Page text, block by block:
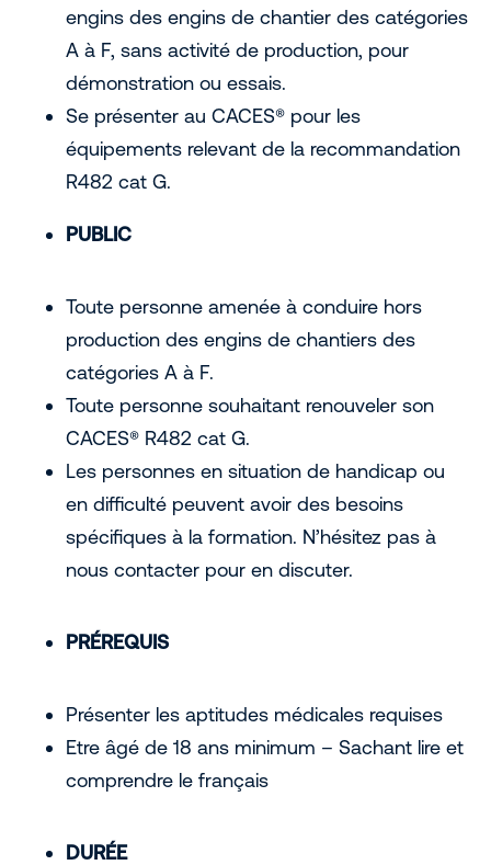
engins des engins de chantier des catégories
A à F, sans activité de production, pour
démonstration ou essais.
Se présenter au CACES® pour les
équipements relevant de la recommandation
R482 cat G.
PUBLIC
Toute personne amenée à conduire hors
production des engins de chantiers des
catégories A à F.
Toute personne souhaitant renouveler son
CACES® R482 cat G.
Les personnes en situation de handicap ou
en difficulté peuvent avoir des besoins
spécifiques à la formation. N’hésitez pas à
nous contacter pour en discuter.
PRÉREQUIS
Présenter les aptitudes médicales requises
Etre âgé de 18 ans minimum – Sachant lire et
comprendre le français
DURÉE